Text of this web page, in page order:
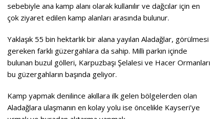
sebebiyle ana kamp alanı olarak kullanılır ve dağcılar için en
çok ziyaret edilen kamp alanları arasında bulunur.
Yaklaşık 55 bin hektarlık bir alana yayılan Aladağlar, görülmesi
gereken farklı güzergahlara da sahip. Milli parkın içinde
bulunan buzul gölleri, Karpuzbaşı Şelalesi ve Hacer Ormanları
bu güzergahların başında geliyor.
Kamp yapmak denilince akıllara ilk gelen bölgelerden olan
Aladağlara ulaşmanın en kolay yolu ise öncelikle Kayseri’ye